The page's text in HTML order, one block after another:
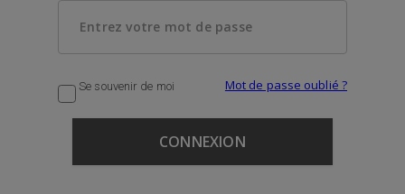
Se souvenir de moi Mot de passe oublié ?